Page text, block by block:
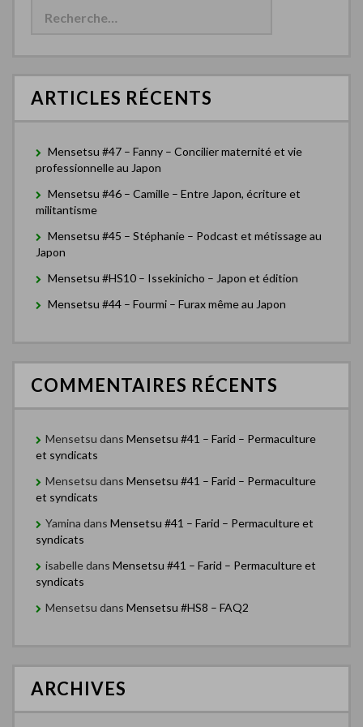
h
ARTICLES RÉCENTS
Mensetsu #47 – Fanny – Concilier maternité et vie
professionnelle au Japon
Mensetsu #46 – Camille – Entre Japon, écriture et
militantisme
Mensetsu #45 – Stéphanie – Podcast et métissage au
Japon
Mensetsu #HS10 – Issekinicho – Japon et édition
Mensetsu #44 – Fourmi – Furax même au Japon
COMMENTAIRES RÉCENTS
Mensetsu dans Mensetsu #41 – Farid – Permaculture
et syndicats
Mensetsu dans Mensetsu #41 – Farid – Permaculture
et syndicats
Yamina dans Mensetsu #41 – Farid – Permaculture et
syndicats
isabelledans Mensetsu #41 – Farid – Permaculture et
syndicats
Mensetsu dans Mensetsu #HS8 – FAQ2
ARCHIVES